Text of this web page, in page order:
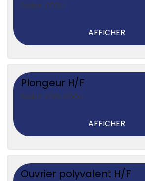
Rodez, CDDU
AFFICHER
Plongeur H/F
Rodez, CDD, CDDU
AFFICHER
Ouvrier polyvalent H/F